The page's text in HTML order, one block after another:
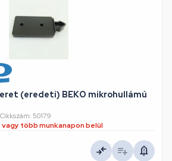
(eredeti) BEKO mikrohullámú
Cikkszám: 50179
vagy több munkanapon belül